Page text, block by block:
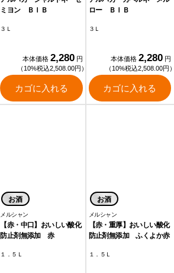
ミヨン ＢＩＢ
３Ｌ
本体価格 2,280 円
（10%税込2,508.00円）
カゴに入れる
ロー ＢＩＢ
３Ｌ
本体価格 2,280 円
（10%税込2,508.00円
カゴに入れる
お酒
メルシャン
【赤・中口】おいしい酸化
防止剤無添加 赤
１．５Ｌ
お酒
メルシャン
【赤・重厚】おいしい酸化
防止剤無添加 ふくよか赤
１．５Ｌ